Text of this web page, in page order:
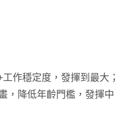
作穩定度，發揮到最大；
，降低年齡門檻，發揮中